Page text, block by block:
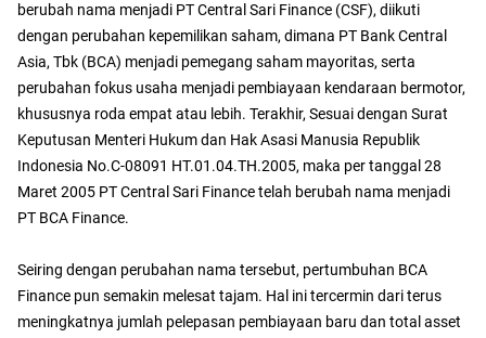
berubah nama menjadi PT Central Sari Finance (CSF), diikuti
dengan perubahan kepemilikan saham, dimana PT Bank Central
Asia, Tbk (BCA) menjadi pemegang saham mayoritas, serta
perubahan fokus usaha menjadi pembiayaan kendaraan bermotor,
khususnya roda empat atau lebih. Terakhir, Sesuai dengan Surat
Keputusan Menteri Hukum dan Hak Asasi Manusia Republik
Indonesia No.C-08091 HT.01.04.TH.2005, maka per tanggal 28
Maret 2005 PT Central Sari Finance telah berubah nama menjadi
PT BCA Finance.
Seiring dengan perubahan nama tersebut, pertumbuhan BCA
Finance pun semakin melesat tajam. Hal ini tercermin dari terus
meningkatnya jumlah pelepasan pembiayaan baru dan total asset